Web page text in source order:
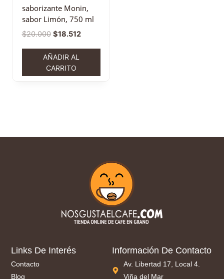
saborizante Monin,
sabor Limón, 750 ml
$20.000 $18.512
AÑADIR AL
CARRITO
Links De Interés
Contacto
Blog
Información De Contacto
Av. Libertad 17, Local 4.
Viña del Mar